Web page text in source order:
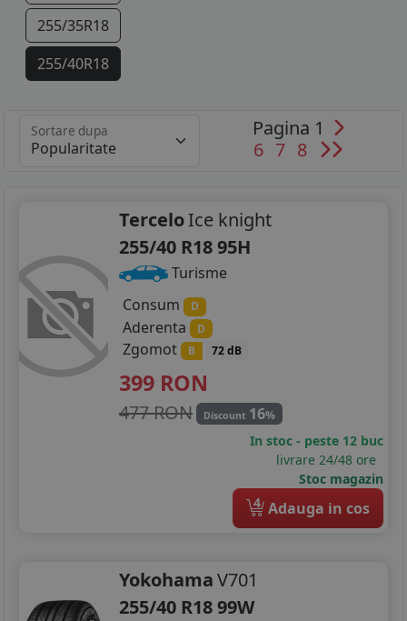
255/35R18
255/40R18
285/35R18
245/35R19
255/30R19
255/35R19
265/35R19
Sortare dupa
Pagina 1
6 7 8
TerceloIce knight
255/40 R18 95H
Turisme
Consum
D
Aderenta D
Zgomot B 72 dB
399 RON
477 RON Discount 16%
In stoc - peste 12 buc
livrare 24/48 ore
Stoc magazin
4 Adauga in cos
YokohamaV701
255/40 R18 99W